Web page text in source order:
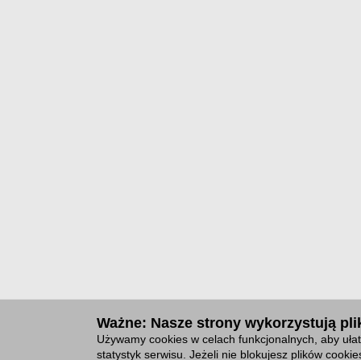
Ważne: Nasze strony wykorzystują
Używamy cookies w celach funkcjonalnych, aby
statystyk serwisu. Jeżeli nie blokujesz plików